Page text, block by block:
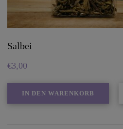
Salbei
€3,00
IN DEN WARENKORB